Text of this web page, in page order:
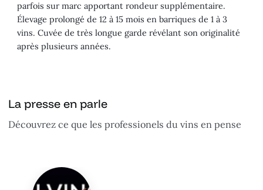
parfois sur marc apportant rondeur supplémentaire.
Élevage prolongé de 12 à 15 mois en barriques de 1 à 3
vins. Cuvée de très longue garde révélant son originalité
après plusieurs années.
La presse en parle
Découvrez ce que les professionels du vins en pense